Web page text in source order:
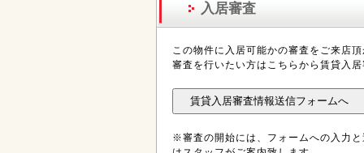
入居審査
この物件に入居可能かの審査をご来店
審査を行いたい方はこちらから賃貸入
※審査の開始には、フォームへの入力